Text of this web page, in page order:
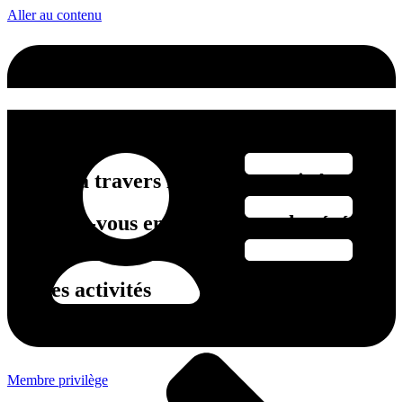
Aller au contenu
Membre privilège
Glissez à travers les forêts enneigées
et laissez-vous envelopper par la sérénité
Autres activités